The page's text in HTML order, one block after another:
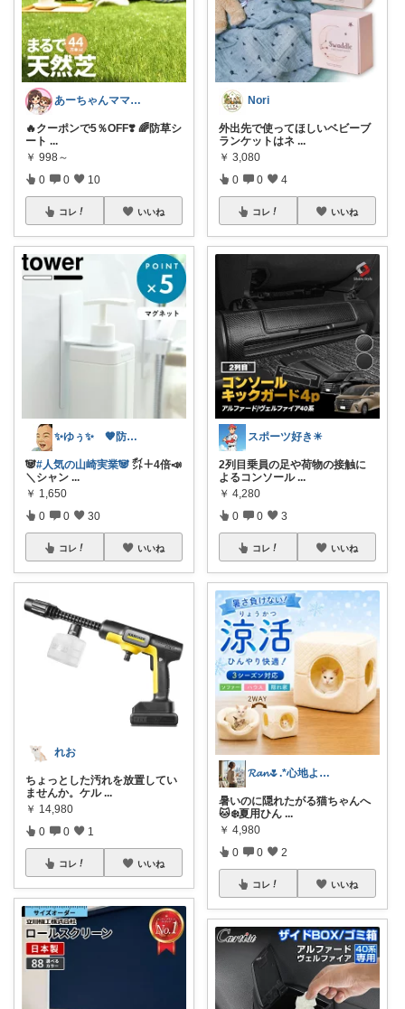
あーちゃんママ🐣朝コレ5時✨2y娘
🔥クーポンで5％OFF❣️ 🌈防草シ
ート ...
￥ 998～
0 0 10
コレ いいね
✨ゆぅ✨ 🧡防災グッズ強化中🎒♥
🐼#人気の山崎実業🐼 ㌽＋4倍📣
＼シャン ...
￥ 1,650
0 0 30
コレ いいね
れお
ちょっとした汚れを放置してい
ませんか。ケル ...
￥ 14,980
0 0 1
コレ いいね
Nori
外出先で使ってほしいベビーブ
ランケットはネ ...
￥ 3,080
0 0 4
コレ いいね
スポーツ好き☀
2列目乗員の足や荷物の接触に
よるコンソール ...
￥ 4,280
0 0 3
コレ いいね
𝓡𝓪𝓷🌷.*心地よい空間
暑いのに隠れたがる猫ちゃんへ
🐱❄️夏用ひん ...
￥ 4,980
0 0 2
コレ いいね